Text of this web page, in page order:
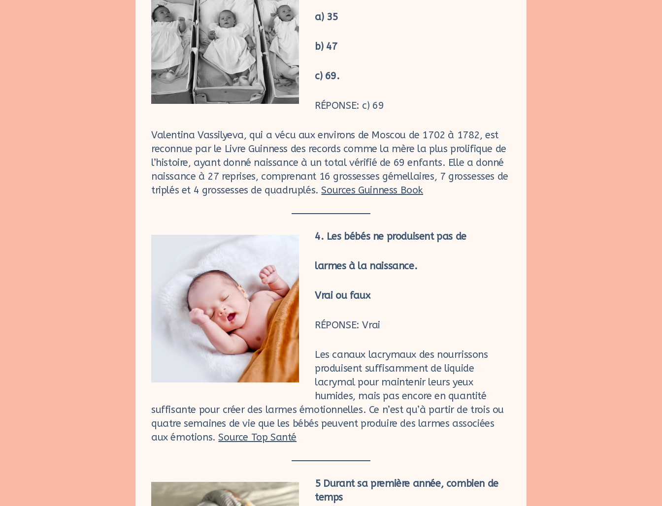
a) 35
b) 47
c) 69.
RÉPONSE: c) 69
Valentina Vassilyeva, qui a vécu aux environs de Moscou de 1702 à 1782, est
reconnue par le Livre Guinness des records comme la mère la plus prolifique de
l’histoire, ayant donné naissance à un total vérifié de 69 enfants. Elle a donné
naissance à 27 reprises, comprenant 16 grossesses gémellaires, 7 grossesses de
triplés et 4 grossesses de quadruplés.Sources Guinness Book
4. Les bébés ne produisent pas de
larmes à la naissance.
Vrai ou faux
RÉPONSE: Vrai
Les canaux lacrymaux des nourrissons
produisent suffisamment de liquide
lacrymal pour maintenir leurs yeux
humides, mais pas encore en quantité
suffisante pour créer des larmes émotionnelles. Ce n’est qu’à partir de trois ou
quatre semaines de vie que les bébés peuvent produire des larmes associées
aux émotions.Source Top Santé
5 Durant sa première année, combien de
temps